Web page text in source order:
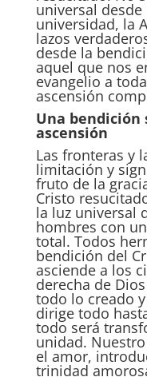
universal
universidad, la
lazos
desde la
aquel que nos
evangelio a
ascensión
Una
ascensión
Las fronteras y
limitación y
fruto de la
Cristo
la luz universal
hombres con
total. Todos
bendición del
asciende a los
derecha de
todo lo creado
dirige todo
todo será
unidad.
el amor,
trinidad